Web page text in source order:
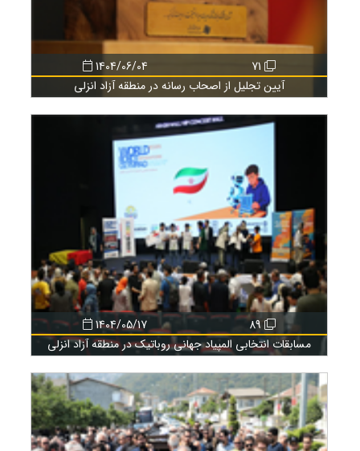
1404/06/04
آیین تجلیل از اصحاب رسانه در منطقه آزاد انزلی
89
1404/05/17
مسابقات انتخابی المپیاد جهانی روباتیک در منطقه آزاد انزلی